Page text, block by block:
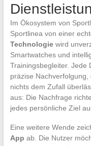
Im Ökosystem von
Sportlinea von einer
Technologiewird
Smartwatches und
Trainingsbegleiter. Jede
präzise
nichts dem Zufall
aus: Die Nachfrage
jedes persönliche Ziel
Eine weitere Wende
App ab. Die Nutzer